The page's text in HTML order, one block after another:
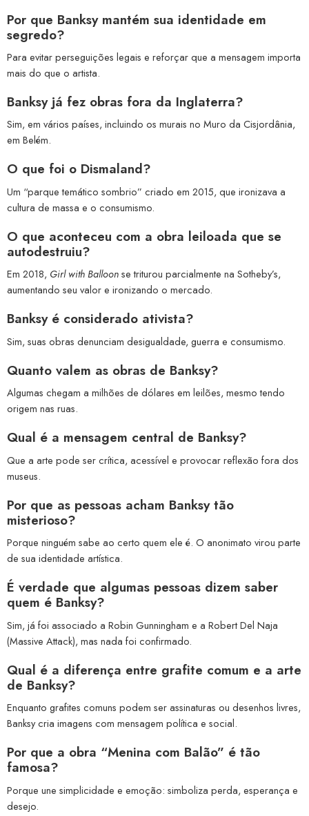
Por que Banksy mantém sua identidade em
segredo?
Para evitar perseguições legais e reforçar que a mensagem importa
mais do que o artista.
Banksy já fez obras fora da Inglaterra?
Sim, em vários países, incluindo os murais no Muro da Cisjordânia,
em Belém.
O que foi o Dismaland?
Um “parque temático sombrio” criado em 2015, que ironizava a
cultura de massa e o consumismo.
O que aconteceu com a obra leiloada que se
autodestruiu?
Em 2018, Girl with Balloonse triturou parcialmente na Sotheby’s,
aumentando seu valor e ironizando o mercado.
Banksy é considerado ativista?
Sim, suas obras denunciam desigualdade, guerra e consumismo.
Quanto valem as obras de Banksy?
Algumas chegam a milhões de dólares em leilões, mesmo tendo
origem nas ruas.
Qual é a mensagem central de Banksy?
Que a arte pode ser crítica, acessível e provocar reflexão fora dos
museus.
Por que as pessoas acham Banksy tão
misterioso?
Porque ninguém sabe ao certo quem ele é. O anonimato virou parte
de sua identidade artística.
É verdade que algumas pessoas dizem saber
quem é Banksy?
Sim, já foi associado a Robin Gunningham e a Robert Del Naja
(Massive Attack), mas nada foi confirmado.
Qual é a diferença entre grafite comum e a arte
de Banksy?
Enquanto grafites comuns podem ser assinaturas ou desenhos livres,
Banksy cria imagens com mensagem política e social.
Por que a obra “Menina com Balão” é tão
famosa?
Porque une simplicidade e emoção: simboliza perda, esperança e
desejo.